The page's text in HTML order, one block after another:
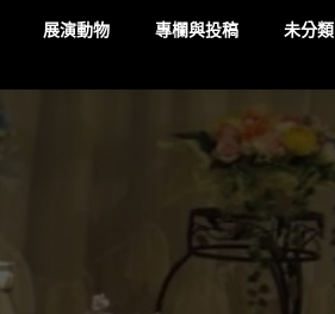
展演動物 專欄與投稿 未分類